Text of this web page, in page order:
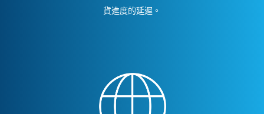
貨進度的延遲。